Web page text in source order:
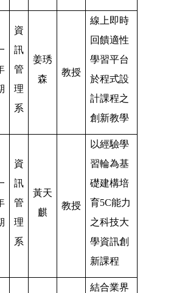
資
訊
管
理
系
姜琇
森
教授
線上即時
回饋適性
學習平台
於程式設
計課程之
創新教學
資
訊
管
理
系
黃天
麒
教授
以經驗學
習輪為基
礎建構培
育5C能力
之科技大
學資訊創
新課程
結合業界